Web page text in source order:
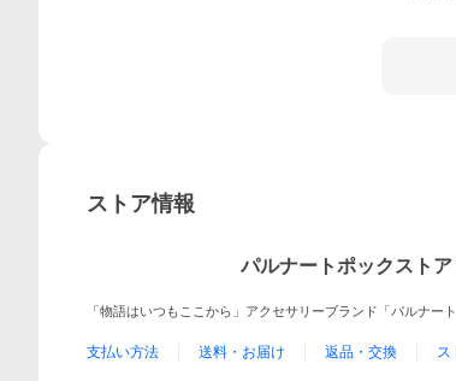
ストア情報
パルナートポックスト
「物語はいつもここから」アクセサリーブランド「パルナー
支払い方法 送料・お届け 返品・交換 ス